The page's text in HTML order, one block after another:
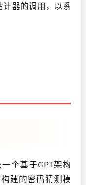
器的调用，以系
个基于GPT架构
建的密码猜测模